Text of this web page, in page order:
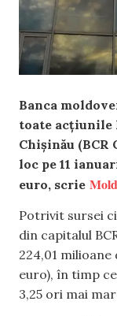
Banca
toate acțiunile
Chișinău (BCR
loc pe 11
euro, scrie
Potrivit sursei
din capitalul
224,01 milioane
euro), în timp
3,25 ori mai